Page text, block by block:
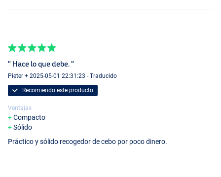
" Hace lo que debe. "
Pieter + 2025-05-01 22:31:23 - Traducido
Recomiendo este producto
Ventajas
Compacto
Sólido
Práctico y sólido recogedor de cebo por poco dinero.